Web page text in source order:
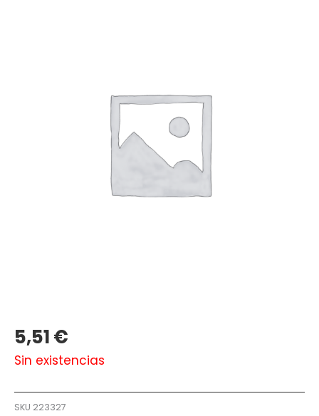
5,51€
Sin existencias
SKU 223327